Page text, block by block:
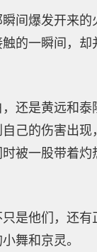
间爆发开来的
的一瞬间，却
还是黄远和泰
己的伤害出现
被一股带着灼
是他们，还有
舞和京灵。